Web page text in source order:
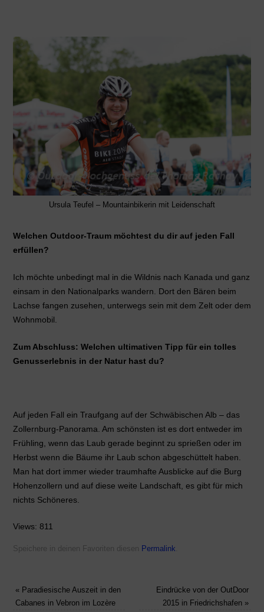
Ursula Teufel – Mountainbikerin mit Leidenschaft
Welchen Outdoor-Traum möchtest du dir auf jeden Fall
erfüllen?
Ich möchte unbedingt mal in die Wildnis nach Kanada und ganz
einsam in den Nationalparks wandern. Dort den Bären beim
Lachse fangen zusehen, unterwegs sein mit dem Zelt oder dem
Wohnmobil.
Zum Abschluss: Welchen ultimativen Tipp für ein tolles
Genusserlebnis in der Natur hast du?
Auf jeden Fall ein Traufgang auf der Schwäbischen Alb – das
Zollernburg-Panorama. Am schönsten ist es dort entweder im
Frühling, wenn das Laub gerade beginnt zu sprießen oder im
Herbst wenn die Bäume ihr Laub schon abgeschüttelt haben.
Man hat dort immer wieder traumhafte Ausblicke auf die Burg
Hohenzollern und auf diese weite Landschaft, es gibt für mich
nichts Schöneres.
Views: 811
Speichere in deinen Favoriten diesen Permalink
«Paradiesische Auszeit in den
Cabanes in Vebron im Lozère
Eindrücke von der OutDoor
2015 in Friedrichshafen »